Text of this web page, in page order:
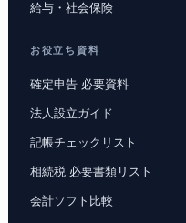
給与・社会保険
お役立ち資料
確定申告 必要資料
法人設立ガイド
記帳チェックリスト
相続税 必要書類リスト
会計ソフト比較